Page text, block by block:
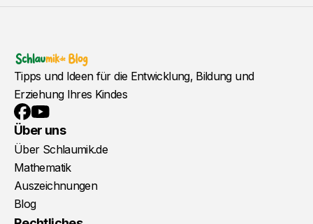
Tipps und Ideen für die Entwicklung, Bildung und
Erziehung Ihres Kindes
Facebook
YouTube
Über uns
Über Schlaumik.de
Mathematik
Auszeichnungen
Blog